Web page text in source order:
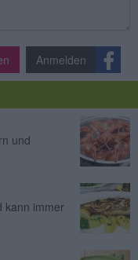
Anmelden
und
kann immer